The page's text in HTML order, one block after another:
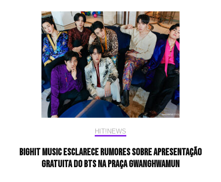
HIT!NEWS
BIGHIT MUSIC esclarece rumores sobre apresentação
gratuita do BTS na praça Gwanghwamun